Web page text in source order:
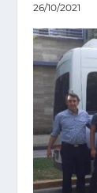
26/10/2021